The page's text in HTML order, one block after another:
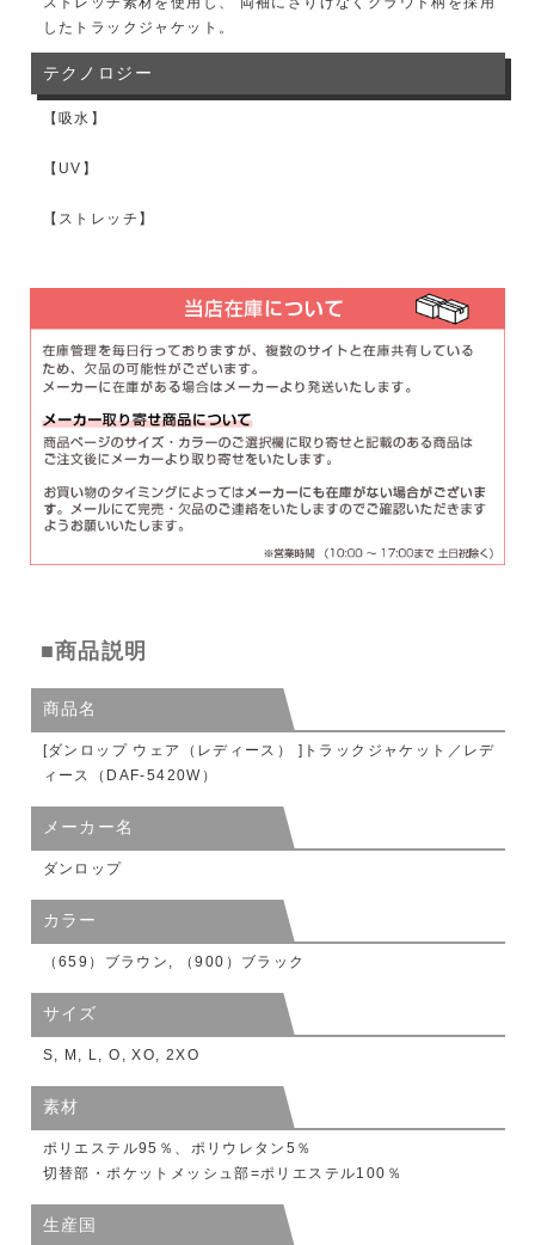
したトラックジャケット。
テクノロジー
【吸水】
【UV】
【ストレッチ】
■商品説明
商品名
[ダンロップ ウェア（レディース） ]トラックジャケット／レデ
ィース（DAF-5420W）
メーカー名
ダンロップ
カラー
（659）ブラウン, （900）ブラック
サイズ
S, M, L, O, XO, 2XO
素材
ポリエステル95％、ポリウレタン5％
切替部・ポケットメッシュ部=ポリエステル100％
生産国